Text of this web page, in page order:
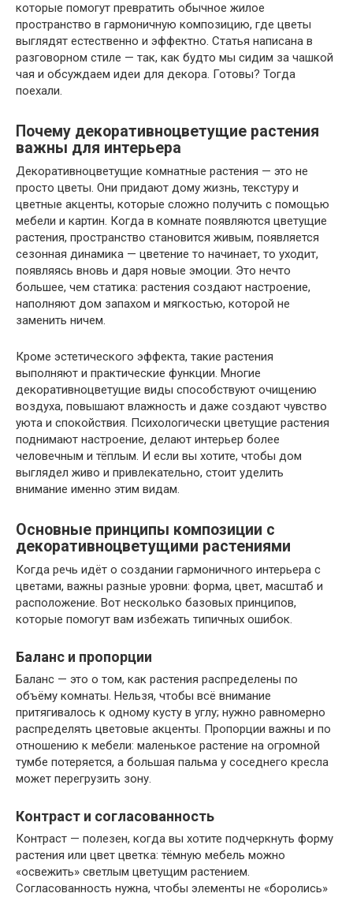
которые помогут превратить обычное жилое
пространство в гармоничную композицию, где цветы
выглядят естественно и эффектно. Статья написана в
разговорном стиле — так, как будто мы сидим за чашкой
чая и обсуждаем идеи для декора. Готовы? Тогда
поехали.
Почему декоративноцветущие растения
важны для интерьера
Декоративноцветущие комнатные растения — это не
просто цветы. Они придают дому жизнь, текстуру и
цветные акценты, которые сложно получить с помощью
мебели и картин. Когда в комнате появляются цветущие
растения, пространство становится живым, появляется
сезонная динамика — цветение то начинает, то уходит,
появляясь вновь и даря новые эмоции. Это нечто
большее, чем статика: растения создают настроение,
наполняют дом запахом и мягкостью, которой не
заменить ничем.
Кроме эстетического эффекта, такие растения
выполняют и практические функции. Многие
декоративноцветущие виды способствуют очищению
воздуха, повышают влажность и даже создают чувство
уюта и спокойствия. Психологически цветущие растения
поднимают настроение, делают интерьер более
человечным и тёплым. И если вы хотите, чтобы дом
выглядел живо и привлекательно, стоит уделить
внимание именно этим видам.
Основные принципы композиции с
декоративноцветущими растениями
Когда речь идёт о создании гармоничного интерьера с
цветами, важны разные уровни: форма, цвет, масштаб и
расположение. Вот несколько базовых принципов,
которые помогут вам избежать типичных ошибок.
Баланс и пропорции
Баланс — это о том, как растения распределены по
объёму комнаты. Нельзя, чтобы всё внимание
притягивалось к одному кусту в углу; нужно равномерно
распределять цветовые акценты. Пропорции важны и по
отношению к мебели: маленькое растение на огромной
тумбе потеряется, а большая пальма у соседнего кресла
может перегрузить зону.
Контраст и согласованность
Контраст — полезен, когда вы хотите подчеркнуть форму
растения или цвет цветка: тёмную мебель можно
«освежить» светлым цветущим растением.
Согласованность нужна, чтобы элементы не «боролись»